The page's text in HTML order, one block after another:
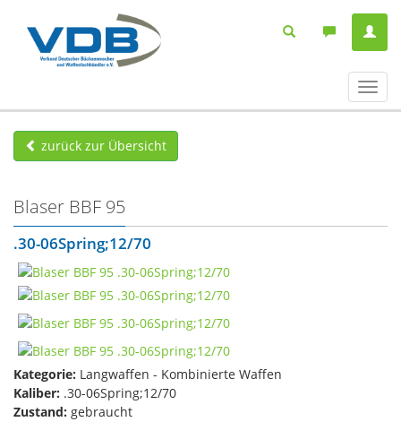
ein-/
zurück zur Übersicht
Blaser BBF 95
.30-06Spring;12/70
Kategorie: Langwaffen - Kombinierte Waffen
Kaliber: .30-06Spring;12/70
Zustand: gebraucht